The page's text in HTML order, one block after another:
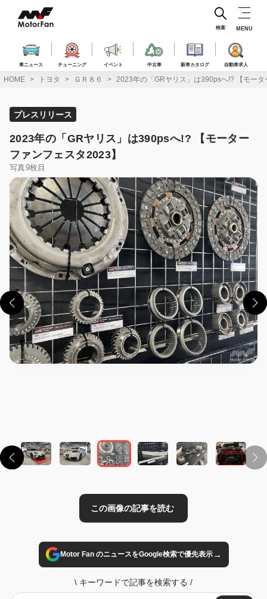
ス
車ニュース チューニング イベント 中古車 新車カタログ 自動車求人
検索 MENU
HOME トヨタ ＧＲ８６ 2023年の「GRヤリス」は390psへ!? 【モー
プレスリリース
2023年の「GRヤリス」は390psへ!? 【モーター
ファンフェスタ2023】
写真9枚目
Motor Fan のニュースをGoogle検索で優先表示→
\ キーワードで記事を検索する /